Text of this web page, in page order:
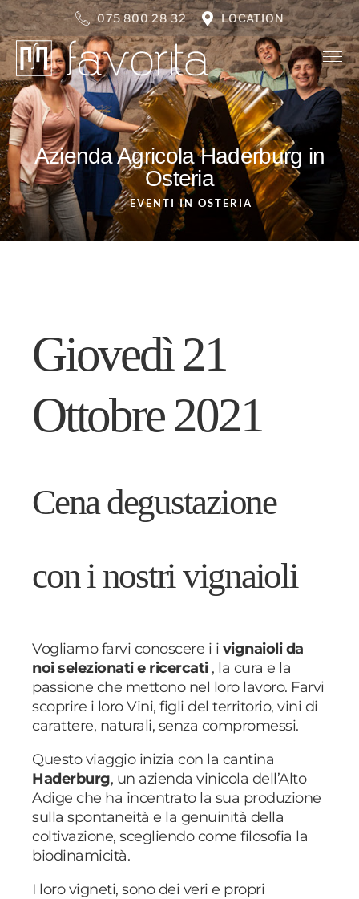
075 800 28 32 LOCATION
Azienda Agricola Haderburg in
Osteria
EVENTI IN OSTERIA
Giovedì 21
Ottobre 2021
Cena degustazione
con i nostri vignaioli
Vogliamo farvi conoscere i i vignaioli da
noi selezionati e ricercati, la cura e la
passione che mettono nel loro lavoro. Farvi
scoprire i loro Vini, figli del territorio, vini di
carattere, naturali, senza compromessi.
Questo viaggio inizia con la cantina
Haderburg, un azienda vinicola dell’Alto
Adige che ha incentrato la sua produzione
sulla spontaneità e la genuinità della
coltivazione, scegliendo come filosofia la
biodinamicità.
I loro vigneti, sono dei veri e propri